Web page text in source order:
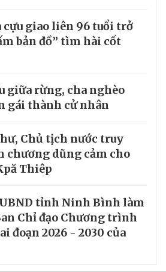
cựu giao liên 96 tuổi trở
bản đồ” tìm hài cốt
giữa rừng, cha nghèo
gái thành cử nhân
Chủ tịch nước truy
chương dũng cảm cho
Thiêp
tỉnh Ninh Bình làm
Chỉ đạo Chương trình
đoạn 2026 - 2030 của